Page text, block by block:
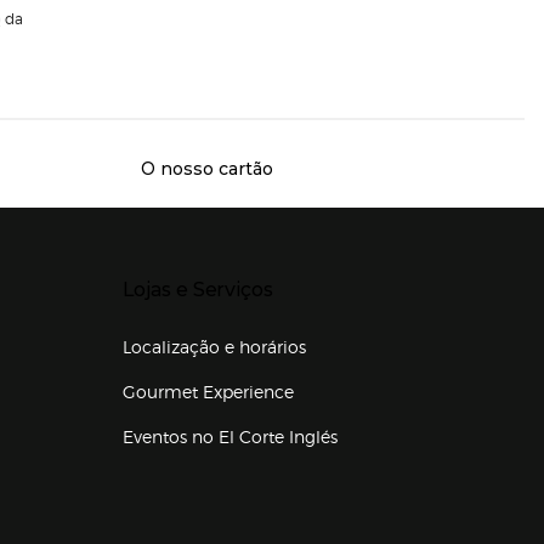
da
O nosso cartão
Localização e horários
Gourmet Experience
Eventos no El Corte Inglés